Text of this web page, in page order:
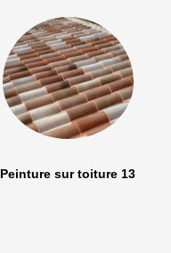
Peinture sur toiture 13